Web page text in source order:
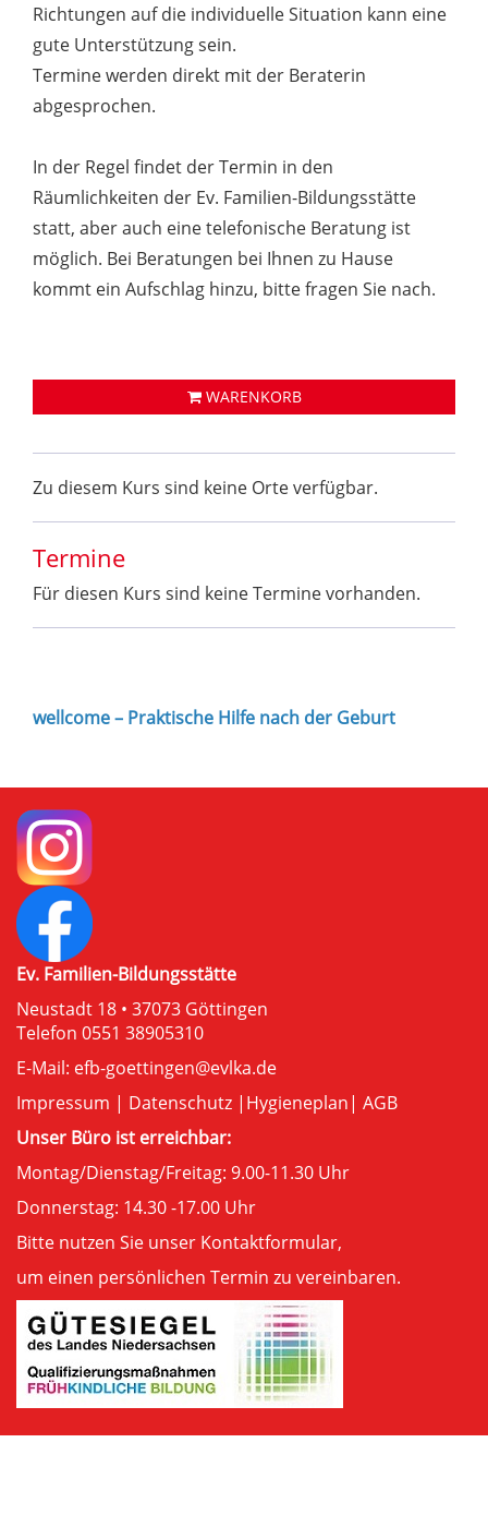
Richtungen auf die individuelle Situation kann eine
gute Unterstützung sein.
Termine werden direkt mit der Beraterin
abgesprochen.
In der Regel findet der Termin in den
Räumlichkeiten der Ev. Familien-Bildungsstätte
statt, aber auch eine telefonische Beratung ist
möglich. Bei Beratungen bei Ihnen zu Hause
kommt ein Aufschlag hinzu, bitte fragen Sie nach.
WARENKORB
Zu diesem Kurs sind keine Orte verfügbar.
Termine
Für diesen Kurs sind keine Termine vorhanden.
wellcome – Praktische Hilfe nach der Geburt
Ev. Familien-Bildungsstätte
Neustadt 18 • 37073 Göttingen
Telefon 0551 38905310
E-Mail: efb-goettingen@evlka.de
Impressum | Datenschutz | Hygieneplan| AGB
Unser Büro ist erreichbar:
Montag/Dienstag/Freitag: 9.00-11.30 Uhr
Donnerstag: 14.30 -17.00 Uhr
Bitte nutzen Sie unser Kontaktformular,
um einen persönlichen Termin zu vereinbaren.